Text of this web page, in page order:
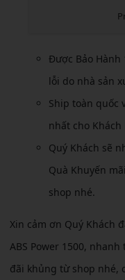
Được Bảo Hành
lỗi do nhà sản
Ship toàn quốc
nhất cho Khách
Quý Khách sẽ
Quà Khuyến
shop nhé.
Xin cảm ơn Quý Khách
ABS Power 1500,
đãi khủng từ shop nhé,